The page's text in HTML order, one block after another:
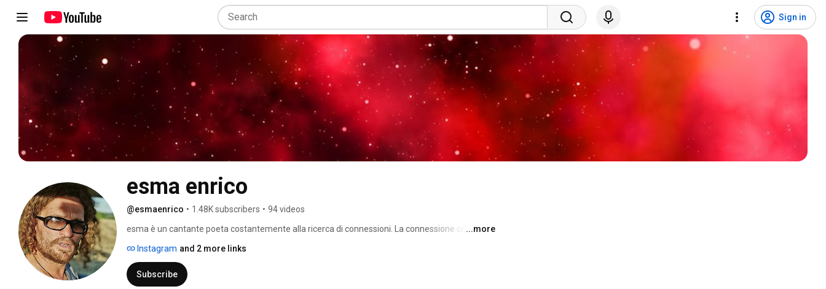
Sign in
esma enrico
@esmaenrico • 1.48K subscribers • 94 videos
esma è un cantante poeta costantemente alla ricerca di connessioni. La connessione con la
suo lavoro e di ciò che evoca come artista. Il suo lavoro è sfaccettato, profondamente emotivo
e continuamente basato su ciò che in definitiva significa essere umani, nella sua vasta gamma
di esperienze somatiche ed emotive. esma si impegna in tutte le forme di espressione artistica
...more
Instagram and 2 more links
Subscribe